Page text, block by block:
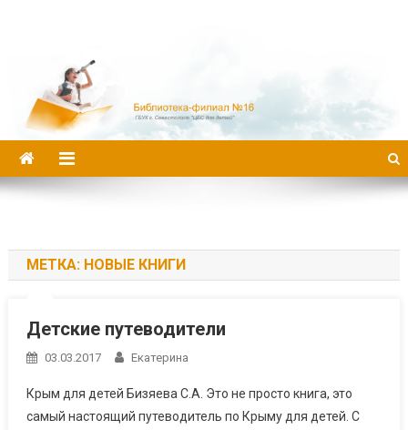
МЕТКА: НОВЫЕ КНИГИ
Детские путеводители
03.03.2017 Екатерина
Крым для детей Бизяева С.А. Это не просто книга, это
самый настоящий путеводитель по Крыму для детей. С